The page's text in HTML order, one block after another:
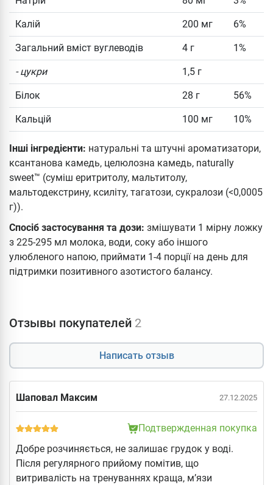
Калій 200 мг 6%
Загальний вміст вуглеводів 4 г 1%
- цукри 1,5 г
Білок 28 г 56%
Кальцій 100 мг 10%
Інші інгредієнти: натуральні та штучні ароматизатори,
ксантанова камедь, целюлозна камедь, naturally
sweet™ (суміш еритритолу, мальтитолу,
мальтодекстрину, ксиліту, тагатози, сукралози (<0,0005
г)).
Спосіб застосування та дози: змішувати 1 мірну ложку
з 225-295 мл молока, води, соку або іншого
улюбленого напою, приймати 1-4 порції на день для
підтримки позитивного азотистого балансу.
Отзывы покупателей 2
Написать отзыв
Шаповал Максим 27.12.2025
Подтвержденная покупка
Добре розчиняється, не залишає грудок у воді.
Після регулярного прийому помітив, що
витривалість на тренуваннях краща, м’язи